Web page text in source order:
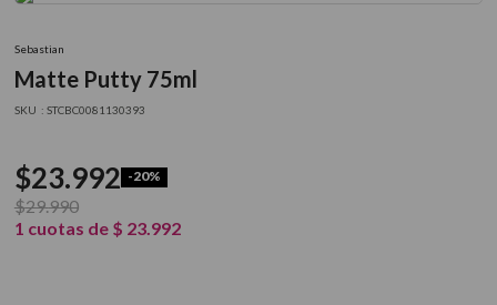
Sebastian
Matte Putty 75ml
: STCBC0081130393
$23.992 -20%
$29.990
1 cuotas de $ 23.992
2.
3. farmavita
6.
7. secador